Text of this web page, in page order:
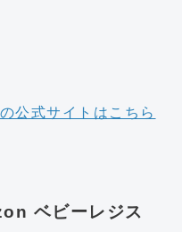
式サイトはこちら
ベビーレジス